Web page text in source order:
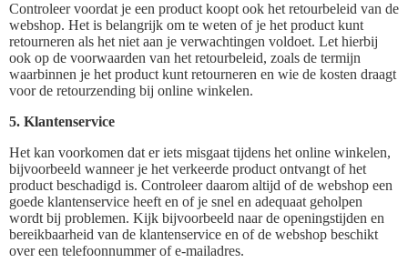
Controleer voordat je een product koopt ook het retourbeleid van de
webshop. Het is belangrijk om te weten of je het product kunt
retourneren als het niet aan je verwachtingen voldoet. Let hierbij
ook op de voorwaarden van het retourbeleid, zoals de termijn
waarbinnen je het product kunt retourneren en wie de kosten draagt
voor de retourzending bij online winkelen.
5. Klantenservice
Het kan voorkomen dat er iets misgaat tijdens het online winkelen,
bijvoorbeeld wanneer je het verkeerde product ontvangt of het
product beschadigd is. Controleer daarom altijd of de webshop een
goede klantenservice heeft en of je snel en adequaat geholpen
wordt bij problemen. Kijk bijvoorbeeld naar de openingstijden en
bereikbaarheid van de klantenservice en of de webshop beschikt
over een telefoonnummer of e-mailadres.